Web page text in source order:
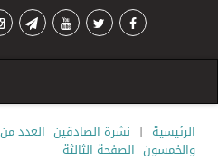
الرئيسية | نشرة الصادقين العدد من 41 الى 60
والخمسون الصفحة الثالثة